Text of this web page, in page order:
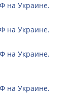
на Украине.
на Украине.
на Украине.
на Украине.